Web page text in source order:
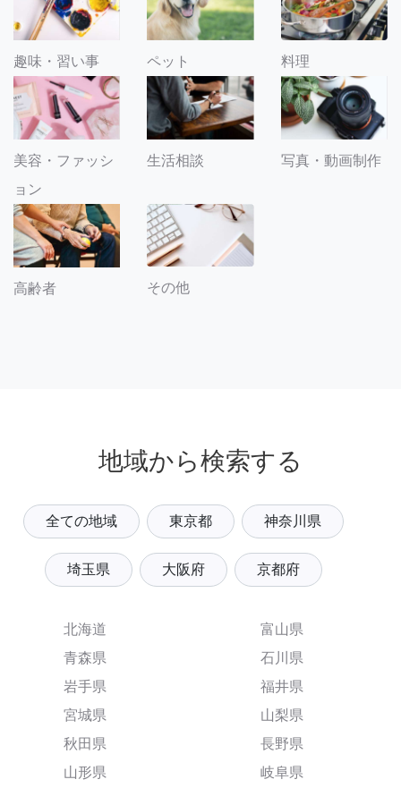
趣味・習い事 ペット 料理
美容・ファッシ
ョン
生活相談 写真・動画制作
高齢者 その他
地域から検索する
全ての地域 東京都 神奈川県
埼玉県 大阪府 京都府
北海道
青森県
岩手県
宮城県
秋田県
山形県
富山県
石川県
福井県
山梨県
長野県
岐阜県